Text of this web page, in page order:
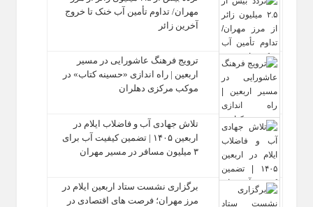
مهران/ تداوم تأمین آب خنک تا خروج
آخرین زائر
ترویج فرهنگ عاشورایی در مسیر
اربعین | راه‌ اندازی «حسینه کتاب» در
موکب مرکزی دهلران
تلاش جهادی آب و فاضلاب ایلام در
اربعین ۱۴۰۵ | تضمین کیفیت آب برای
۳ میلیون مسافر در مسیر مهران
برگزاری نشست ستاد اربعین ایلام در
مرز مهران؛ فرصت‌ های اقتصادی در